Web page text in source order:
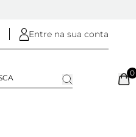
Entre na sua conta
0